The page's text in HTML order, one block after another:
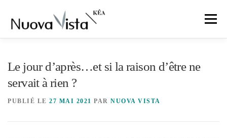
contenu
Menu
Le jour d’après…et si la raison d’être ne
servait à rien ?
PUBLIÉ LE 27 MAI 2021 PAR NUOVA VISTA